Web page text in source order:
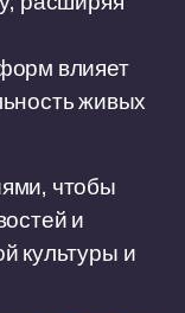
влияет
живых
чтобы
и
культуры и